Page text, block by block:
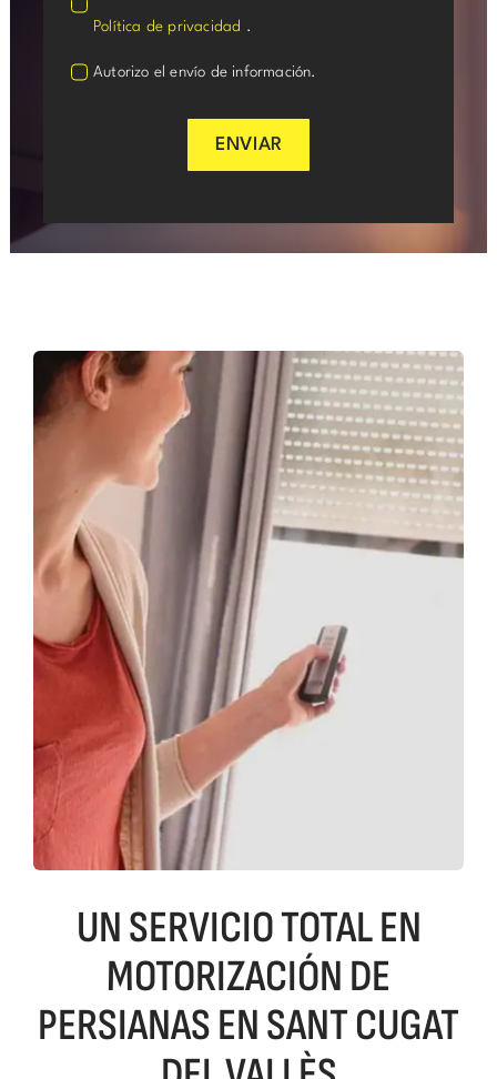
Política de privacidad .
Autorizo el envío de información.
ENVIAR
UN SERVICIO TOTAL EN
MOTORIZACIÓN DE
PERSIANAS EN SANT CUGAT